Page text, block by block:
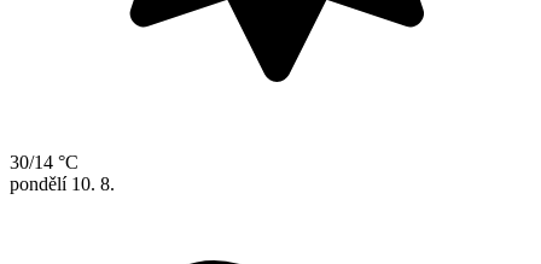
30/14 °C
pondělí 10. 8.